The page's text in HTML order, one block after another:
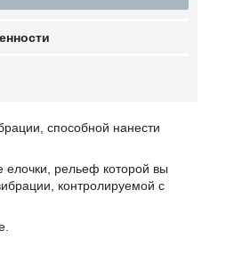
способной нанести
рельеф которой вы
контролируемой с